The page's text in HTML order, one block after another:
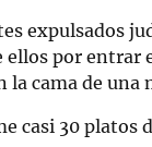
expulsados
ellos por entrar
la cama de una
casi 30 platos